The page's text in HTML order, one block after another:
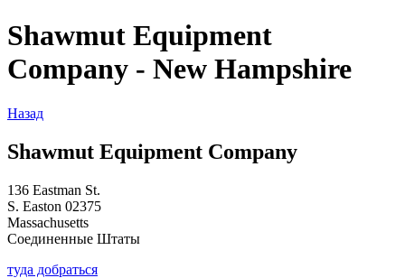
Shawmut Equipment
Company - New Hampshire
Назад
Shawmut Equipment Company
136 Eastman St.
S. Easton 02375
Massachusetts
Соединенные Штаты
туда добраться